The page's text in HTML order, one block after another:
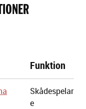
Funktion
Skådespelar
e